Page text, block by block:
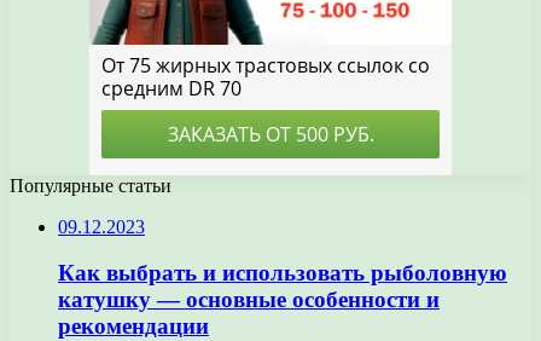
Популярные статьи
09.12.2023
Как выбрать и использовать рыболовную
катушку — основные особенности и
рекомендации